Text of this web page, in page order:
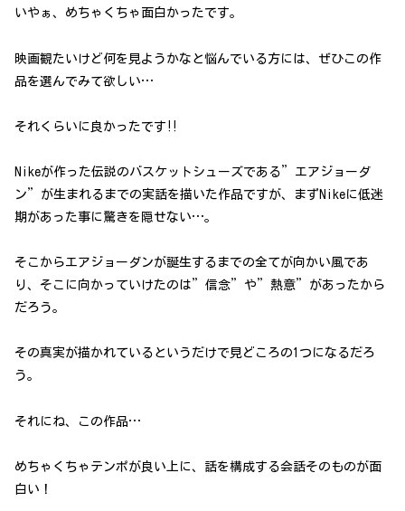
いやぁ、めちゃくちゃ面白かったです。
映画観たいけど何を見ようかなと悩んでいる方には、ぜひこの作
品を選んでみて欲しい…
それくらいに良かったです‼
Nikeが作った伝説のバスケットシューズである”エアジョーダ
ン”が生まれるまでの実話を描いた作品ですが、まずNikeに低迷
期があった事に驚きを隠せない…。
そこからエアジョーダンが誕生するまでの全てが向かい風であ
り、そこに向かっていけたのは”信念”や”熱意”があったから
だろう。
その真実が描かれているというだけで見どころの1つになるだろ
う。
それにね、この作品…
めちゃくちゃテンポが良い上に、話を構成する会話そのものが面
白い！